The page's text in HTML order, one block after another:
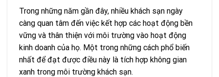
Trong những năm gần đây, nhiều khách sạn ngày
càng quan tâm đến việc kết hợp các hoạt động bền
vững và thân thiện với môi trường vào hoạt động
kinh doanh của họ. Một trong những cách phổ biến
nhất để đạt được điều này là tích hợp không gian
xanh trong môi trường khách sạn.